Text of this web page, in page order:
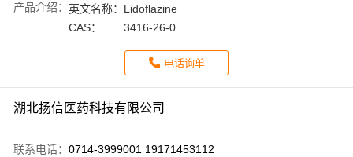
产品介绍： 英文名称： Lidoflazine
CAS：
3416-26-0
电话询单
湖北扬信医药科技有限公司
联系电话： 0714-3999001 19171453112